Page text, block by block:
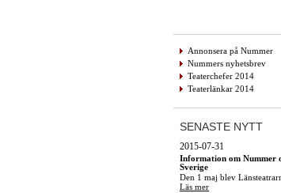
Annonsera på Nummer
Nummers nyhetsbrev
Teaterchefer 2014
Teaterlänkar 2014
SENASTE NYTT
2015-07-31
Information om Nummer
Sverige
Den 1 maj blev
Läs mer